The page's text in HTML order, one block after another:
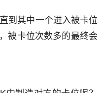
到其中一个进入被卡位
被卡位次数多的最终会